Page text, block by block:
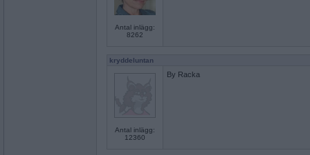
Antal inlägg:
8262
kryddeluntan
Antal inlägg:
12360
By Racka